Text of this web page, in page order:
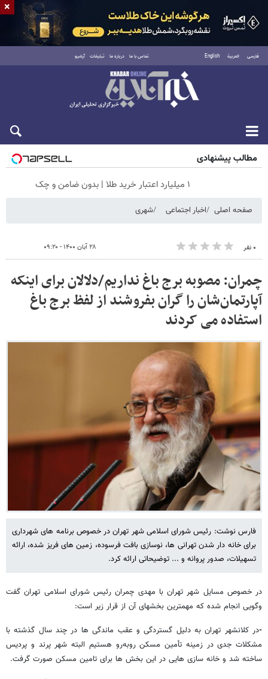
فارسی العربية English تماس با ما درباره ما تبلیغات آرشیو
جمعه ۱۶ مرداد ۱۴۰۵
مطالب پیشنهادی
۱ میلیارد اعتبار خرید طلا | بدون ضامن و چک
صفحه اصلی اخبار اجتماعی شهری
۰ نفر ۲۸ آبان ۱۴۰۰ - ۰۹:۲۰
چمران: مصوبه برج باغ نداریم/دلالان برای اینکه
آپارتمان‌شان را گران بفروشند از لفظ برج باغ
استفاده می کردند
فارس نوشت: رئیس شورای اسلامی شهر تهران در خصوص برنامه های شهرداری
برای خانه دار شدن تهرانی ها، نوسازی بافت فرسوده، زمین های فریز شده، ارائه
تسهیلات، صدور پروانه و ... توضیحاتی ارائه کرد.
در خصوص مسایل شهر تهران با مهدی چمران رئیس شورای اسلامی تهران گفت
وگویی انجام شده که مهمترین بخشهای آن از قرار زیر است:
-در کلانشهر تهران به دلیل گستردگی و عقب ماندگی ها در چند سال گذشته با
مشکلات جدی در زمینه تأمین مسکن روبه‌رو هستیم البته شهر پرند و پردیس
ساخته شد و خانه سازی هایی در این بخش ها برای تامین مسکن صورت گرفت.
×